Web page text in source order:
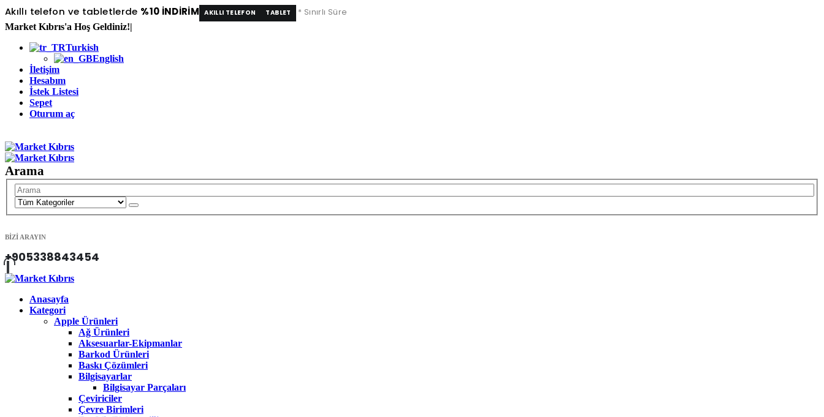
Akıllı telefon ve tabletlerde %10 İNDİRİM AKILLI TELEFON TABLET
* Sınırlı Süre
Market Kıbrıs'a Hoş Geldiniz!|
Turkish
English
İletişim
Hesabım
İstek Listesi
Sepet
Oturum aç
Arama
BİZİ ARAYIN
+905338843454
Anasayfa
Kategori
Apple Ürünleri
Ağ Ürünleri
Aksesuarlar-Ekipmanlar
Barkod Ürünleri
Baskı Çözümleri
Bilgisayarlar
Bilgisayar Parçaları
Çeviriciler
Çevre Birimleri